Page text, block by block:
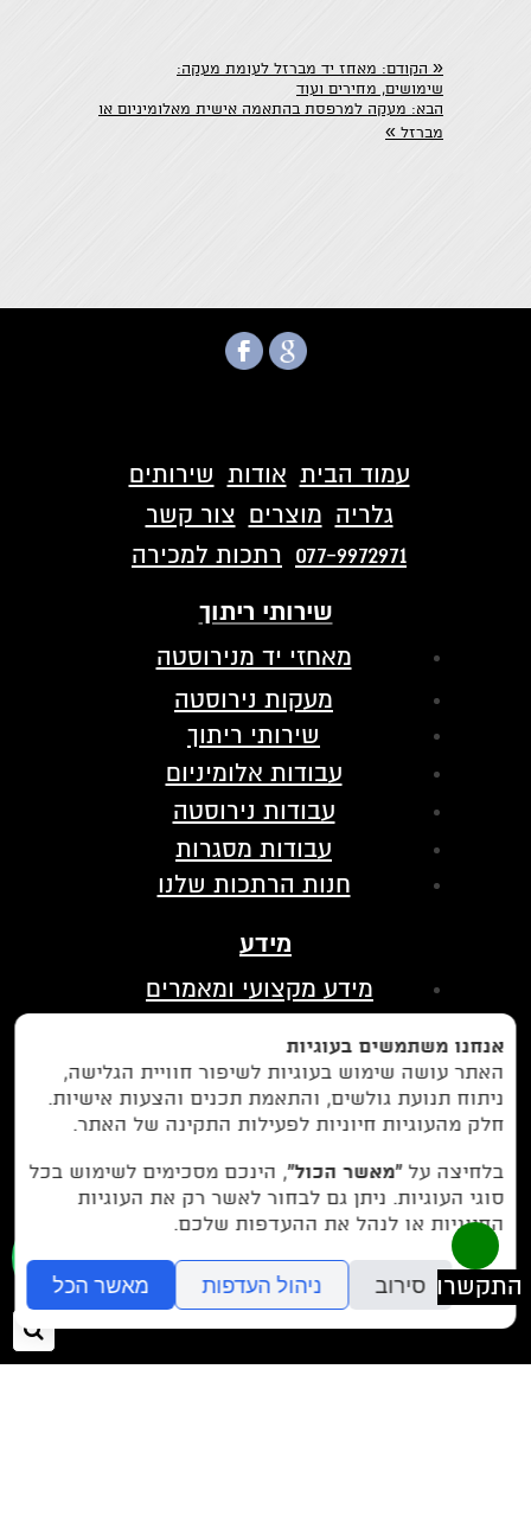
« הקודם: מאחז יד מברזל לעומת מעקה:
שימושים, מחירים ועוד
הבא: מעקה למרפסת בהתאמה אישית מאלומיניום או
מברזל »
עמוד הבית אודות שירותים
גלריה מוצרים צור קשר
077-9972971 רתכות למכירה
שירותי ריתוך
מאחזי יד מנירוסטה
מעקות נירוסטה
שירותי ריתוך
עבודות אלומיניום
עבודות נירוסטה
עבודות מסגרות
חנות הרתכות שלנו
מידע
מידע מקצועי ומאמרים
מדיניות פרטיות
בין לקוחותינו
לחצו כאן כדי לנווט אלינו בווייז
או חייגו עכשיו -077-9972971
אנחנו משתמשים בעוגיות
האתר עושה שימוש בעוגיות לשיפור חוויית הגלישה,
ניתוח תנועת גולשים, והתאמת תכנים והצעות אישיות.
חלק מהעוגיות חיוניות לפעילות התקינה של האתר.
בלחיצה על“מאשר הכול”, הינכם מסכימים לשימוש בכל
סוגי העוגיות. ניתן גם לבחור לאשר רק את העוגיות
החיוניות או לנהל את ההעדפות שלכם.
סירוב ניהול העדפות מאשר הכל